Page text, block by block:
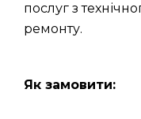
послуг з
ремонту.
Як замовити: